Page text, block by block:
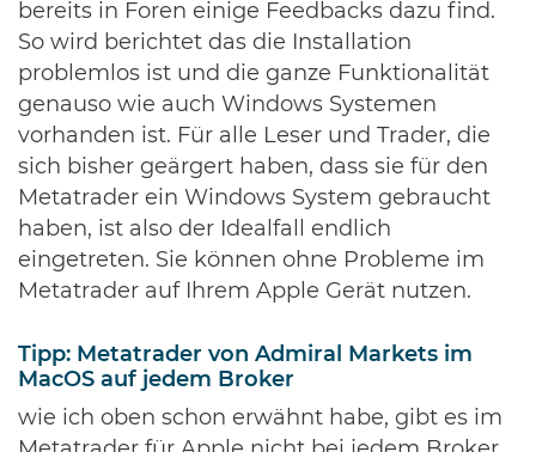
bereits in Foren einige Feedbacks dazu find.
So wird berichtet das die Installation
problemlos ist und die ganze Funktionalität
genauso wie auch Windows Systemen
vorhanden ist. Für alle Leser und Trader, die
sich bisher geärgert haben, dass sie für den
Metatrader ein Windows System gebraucht
haben, ist also der Idealfall endlich
eingetreten. Sie können ohne Probleme im
Metatrader auf Ihrem Apple Gerät nutzen.
Tipp: Metatrader von Admiral Markets im
MacOS auf jedem Broker
wie ich oben schon erwähnt habe, gibt es im